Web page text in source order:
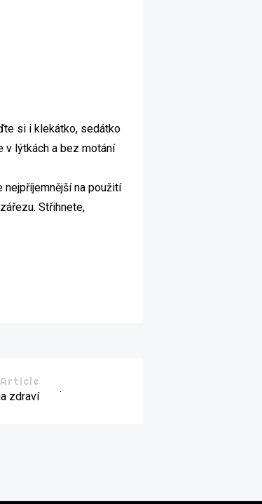
si i klekátko, sedátko
v lýtkách a bez motání
nejpříjemnější na použití
Střihnete,
zdraví